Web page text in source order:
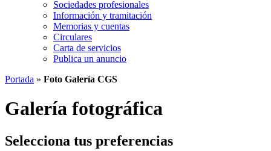
Sociedades profesionales
Información y tramitación
Memorias y cuentas
Circulares
Carta de servicios
Publica un anuncio
Portada » Foto Galería CGS
Galería fotográfica
Selecciona tus preferencias